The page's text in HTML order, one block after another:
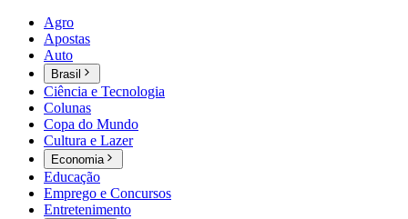
Agro
Apostas
Auto
Brasil
Ciência e Tecnologia
Colunas
Copa do Mundo
Cultura e Lazer
Economia
Educação
Emprego e Concursos
Entretenimento